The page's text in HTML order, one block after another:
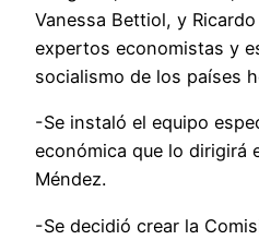
Vanessa Bettiol, y
expertos economistas y
socialismo de los países
-Se instaló el equipo
económica que lo dirigirá
Méndez.
-Se decidió crear la